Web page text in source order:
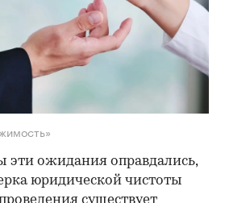
эти ожидания оправдались,
юридической чистоты
существует